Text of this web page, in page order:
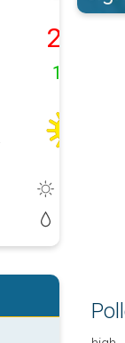
11.08
середа,
29
14